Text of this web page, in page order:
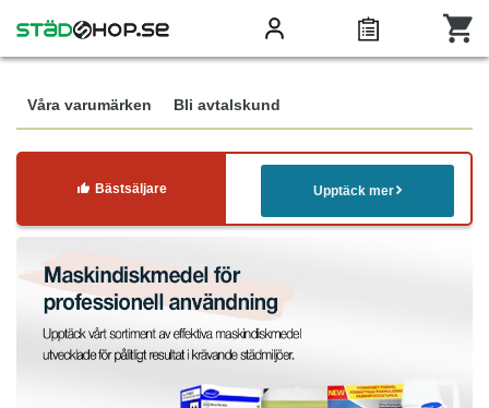
Våra varumärken Bli avtalskund
Bästsäljare Upptäck mer